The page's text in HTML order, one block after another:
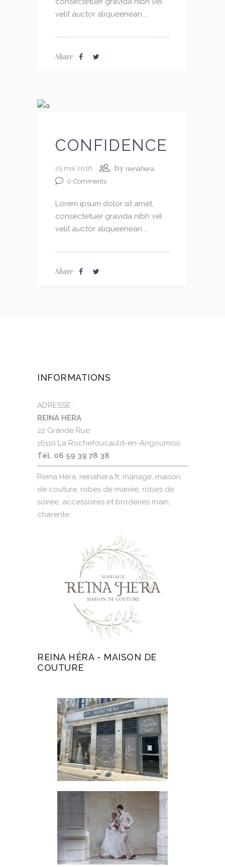
velit auctor aliqueenean....
Share
CONFIDENCE
25 mai 2016 by reinahera
0 Comments
Lorem ipsum dolor sit amet,
consectetuer gravida nibh vel
velit auctor aliqueenean....
Share
INFORMATIONS
ADRESSE :
REINA HERA
22 Grande Rue
16110 La Rochefoucauld-en-Angoumois
Tél. 06 59 39 78 38
Reina Héra, reinahera.fr, mariage, maison
de couture, robes de mariée, robes de
soirée, accessoires et broderies main,
charente
REINA HÉRA - MAISON DE
COUTURE